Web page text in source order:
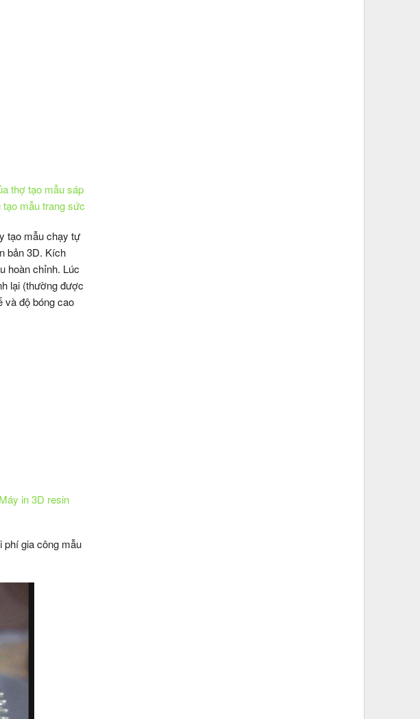
tạo mẫu chạy tự
bản 3D. Kích
hoàn chỉnh. Lúc
lại (thường được
và độ bóng cao
Máy in 3D resin
phí gia công mẫu